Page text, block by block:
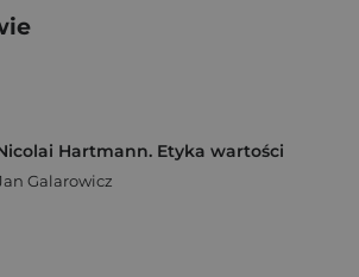
Hartmann. Etyka wartości
Galarowicz